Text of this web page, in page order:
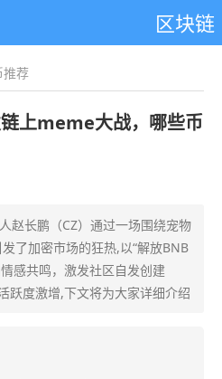
区块链
荐
上meme大战，哪些币
赵长鹏（CZ）通过一场围绕宠物
了加密市场的狂热,以“解放BNB
感共鸣，激发社区自发创建
跃度激增,下文将为大家详细介绍